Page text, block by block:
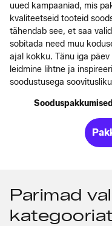
uued kampaaniad, mis
kvaliteetseid tooteid
tähendab see, et saa
sobitada need muu
ajal kokku. Tänu iga
leidmine lihtne ja
soodustusega
Parimad